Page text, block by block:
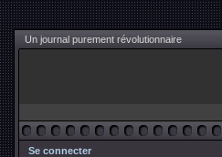
Un journal purement révolutionnaire
Se connecter